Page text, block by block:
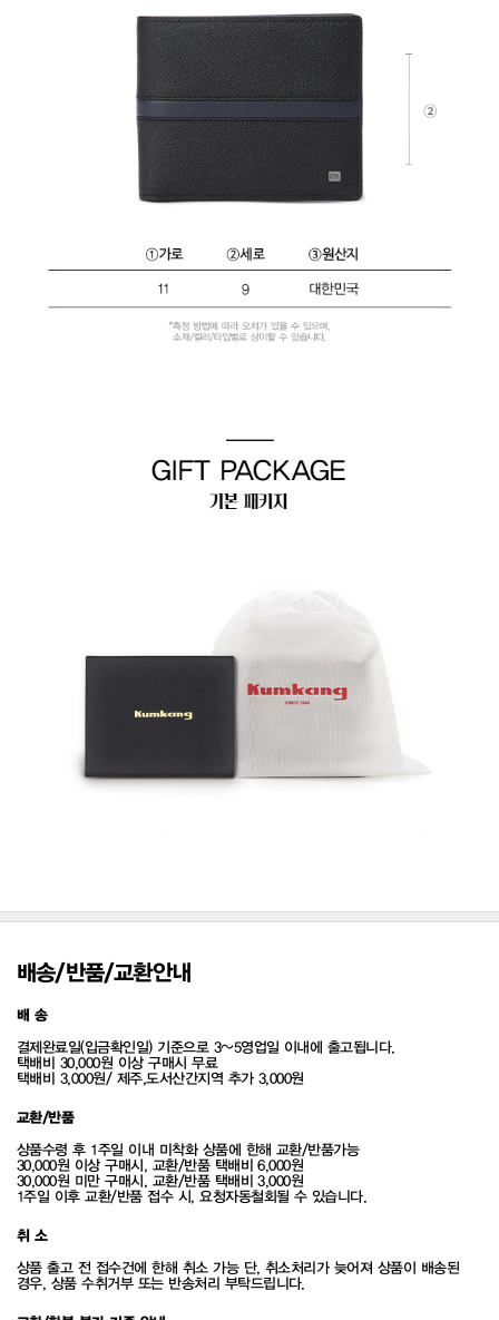
배송/반품/교환안내
배 송
결제완료일(입금확인일) 기준으로 3~5영업일 이내에 출고됩니다.
택배비 30,000원 이상 구매시 무료
택배비 3,000원/ 제주,도서산간지역 추가 3,000원
교환/반품
상품수령 후 1주일 이내 미착화 상품에 한해 교환/반품가능
30,000원 이상 구매시, 교환/반품 택배비 6,000원
30,000원 미만 구매시, 교환/반품 택배비 3,000원
1주일 이후 교환/반품 접수 시, 요청자동철회될 수 있습니다.
취 소
상품 출고 전 접수건에 한해 취소 가능 단, 취소처리가 늦어져 상품이 배송된
경우, 상품 수취거부 또는 반송처리 부탁드립니다.